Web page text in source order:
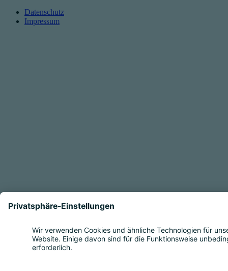
Datenschutz
Impressum